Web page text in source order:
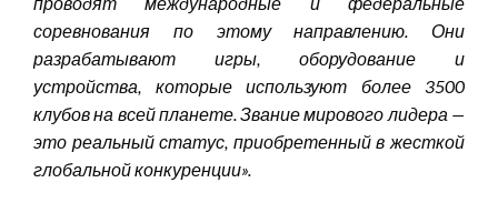
соревнования по этому направлению. Они
разрабатывают игры, оборудование и
устройства, которые используют более 3500
клубов на всей планете. Звание мирового лидера —
это реальный статус, приобретенный в жесткой
глобальной конкуренции».